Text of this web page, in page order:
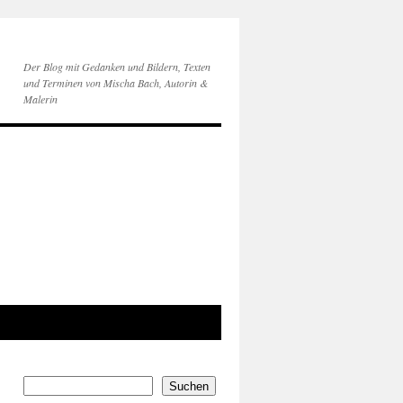
Der Blog mit Gedanken und Bildern, Texten
und Terminen von Mischa Bach, Autorin &
Malerin
Suchen